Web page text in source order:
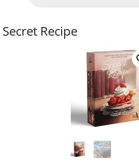
Secret Recipe